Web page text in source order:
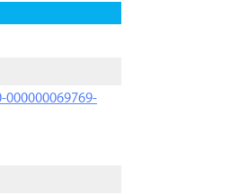
000000069769-